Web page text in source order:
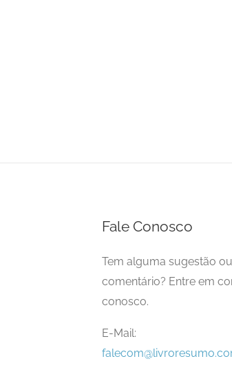
Fale Conosco
Tem alguma sugestão ou
comentário? Entre em
conosco.
E-Mail: